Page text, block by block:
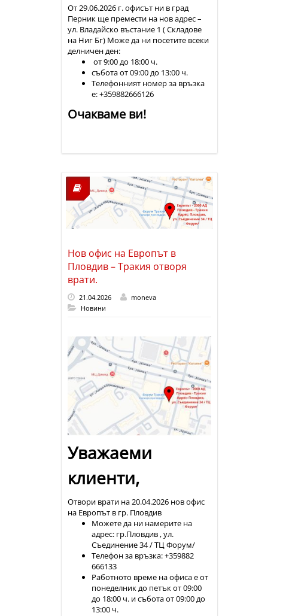
От 29.06.2026 г. офисът ни в град
Перник ще премести на нов адрес –
ул. Владайско въстание 1 ( Складове
на Ниг Бг) Може да ни посетите всеки
делничен ден:
от 9:00 до 18:00 ч.
събота от 09:00 до 13:00 ч.
Телефонният номер за връзка
е: +359882666126
Очакваме ви!
Нов офис на Европът в
Пловдив – Тракия отворя
врати.
21.04.2026
moneva
Новини
Уважаеми
клиенти,
Отвори врати на 20.04.2026 нов офис
на Европът в гр. Пловдив
Можете да ни намерите на
адрес: гр.Пловдив , ул.
Съединение 34 / ТЦ Форум/
Телефон за връзка: +359882
666133
Работното време на офиса е от
понеделник до петък от 09:00
до 18:00 ч. и събота от 09:00 до
13:00 ч.